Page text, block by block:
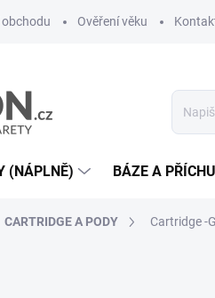
Ověření věku
(NÁPLNĚ) BÁZE A
CARTRIDGE A PODY Cartridge -